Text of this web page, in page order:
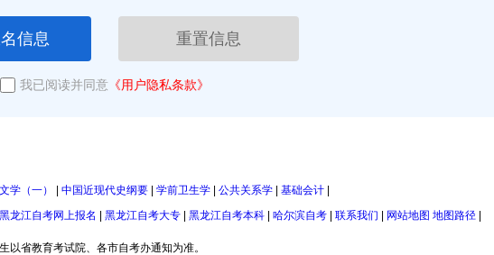
信息 重置信息
我已阅读并同意《用户隐私条款》
学（一） 中国近现代史纲要 学前卫生学 公共关系学 基础会计
黑龙江自考网上报名 黑龙江自考大专 黑龙江自考本科 哈尔滨自考 联系我们 网站地图 地图路径
省教育考试院、各市自考办通知为准。